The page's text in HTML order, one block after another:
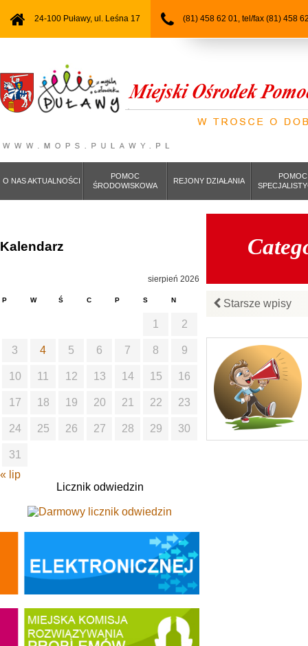
24-100 Puławy, ul. Leśna 17 (81) 458 62 01, tel/fax (81) 458
O NAS AKTUALNOŚCI
POMOC
ŚRODOWISKOWA
REJONY DZIAŁANIA
POMOC
Starsze wpisy
Kalendarz
sierpień 2026
P W Ś C P S N
1 2
3 4 5 6 7 8 9
10 11 12 13 14 15 16
17 18 19 20 21 22 23
24 25 26 27 28 29 30
31
« lip
Licznik odwiedzin